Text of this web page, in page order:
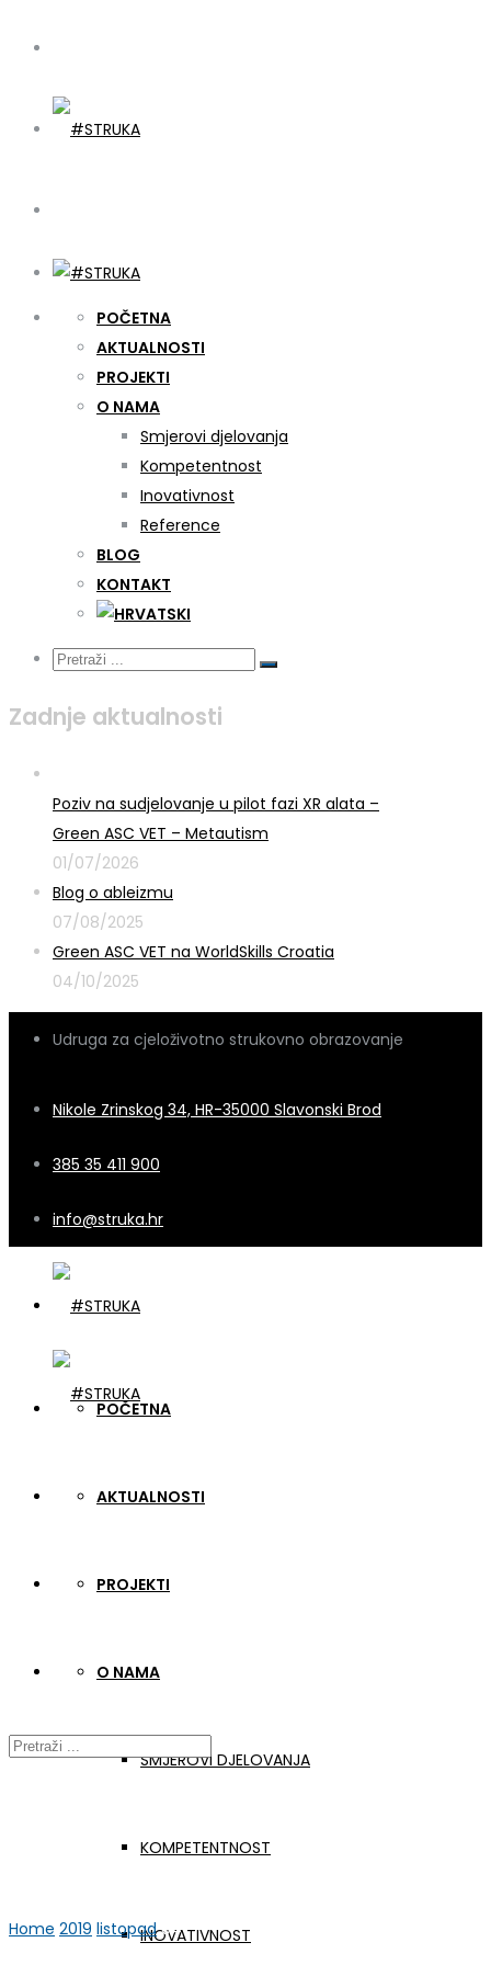
POČETNA
AKTUALNOSTI
PROJEKTI
O NAMA
Smjerovi djelovanja
Kompetentnost
Inovativnost
Reference
BLOG
KONTAKT
Zadnje aktualnosti
Poziv na sudjelovanje u pilot fazi XR alata –
Green ASC VET – Metautism
01/07/2026
Blog o ableizmu
07/08/2025
Green ASC VET na WorldSkills Croatia
04/10/2025
Udruga za cjeloživotno strukovno obrazovanje
Nikole Zrinskog 34, HR-35000 Slavonski Brod
385 35 411 900
info@struka.hr
POČETNA
AKTUALNOSTI
PROJEKTI
O NAMA
SMJEROVI DJELOVANJA
KOMPETENTNOST
INOVATIVNOST
Home 2019 listopad 04